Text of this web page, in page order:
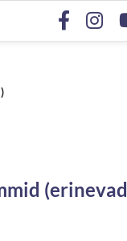
(erinevad